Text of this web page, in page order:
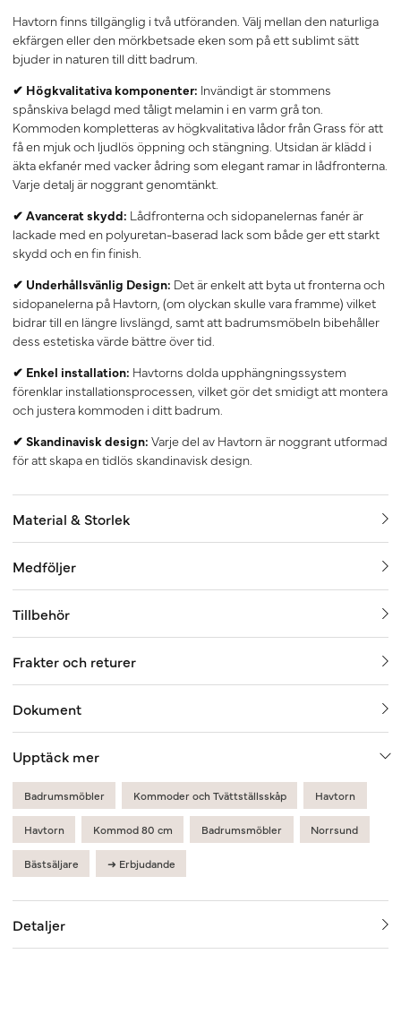
Havtorn finns tillgänglig i två utföranden. Välj mellan den naturliga
ekfärgen eller den mörkbetsade eken som på ett sublimt sätt
bjuder in naturen till ditt badrum.
✔ Högkvalitativa komponenter: Invändigt är stommens
spånskiva belagd med tåligt melamin i en varm grå ton.
Kommoden kompletteras av högkvalitativa lådor från Grass för att
få en mjuk och ljudlös öppning och stängning. Utsidan är klädd i
äkta ekfanér med vacker ådring som elegant ramar in lådfronterna.
Varje detalj är noggrant genomtänkt.
✔ Avancerat skydd: Lådfronterna och sidopanelernas fanér är
lackade med en polyuretan-baserad lack som både ger ett starkt
skydd och en fin finish.
✔ Underhållsvänlig Design: Det är enkelt att byta ut fronterna och
sidopanelerna på Havtorn, (om olyckan skulle vara framme) vilket
bidrar till en längre livslängd, samt att badrumsmöbeln bibehåller
dess estetiska värde bättre över tid.
✔ Enkel installation: Havtorns dolda upphängningssystem
förenklar installationsprocessen, vilket gör det smidigt att montera
och justera kommoden i ditt badrum.
✔ Skandinavisk design: Varje del av Havtorn är noggrant utformad
för att skapa en tidlös skandinavisk design.
Material & Storlek
Medföljer
Tillbehör
Frakter och returer
Dokument
Upptäck mer
Badrumsmöbler Kommoder och Tvättställsskåp Havtorn
Havtorn Kommod 80 cm Badrumsmöbler Norrsund
Bästsäljare ➜ Erbjudande
Detaljer